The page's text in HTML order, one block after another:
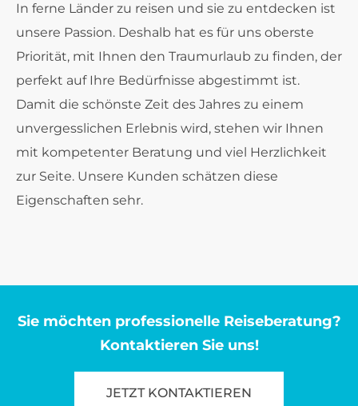
In ferne Länder zu reisen und sie zu entdecken ist
unsere Passion. Deshalb hat es für uns oberste
Priorität, mit Ihnen den Traumurlaub zu finden, der
perfekt auf Ihre Bedürfnisse abgestimmt ist.
Damit die schönste Zeit des Jahres zu einem
unvergesslichen Erlebnis wird, stehen wir Ihnen
mit kompetenter Beratung und viel Herzlichkeit
zur Seite. Unsere Kunden schätzen diese
Eigenschaften sehr.
Sie möchten professionelle Reiseberatung?
Kontaktieren Sie uns!
JETZT KONTAKTIEREN